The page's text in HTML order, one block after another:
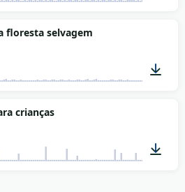
floresta selvagem
crianças